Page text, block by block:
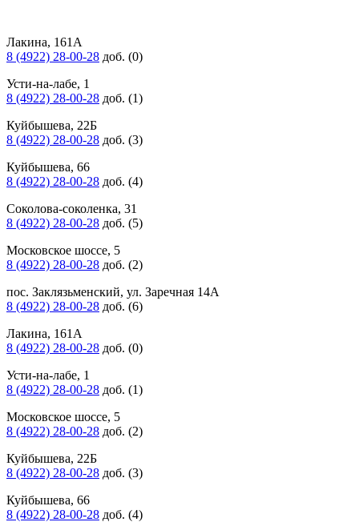
Лакина, 161А
8 (4922) 28-00-28 доб. (0)
Усти-на-лабе, 1
8 (4922) 28-00-28 доб. (1)
Куйбышева, 22Б
8 (4922) 28-00-28 доб. (3)
Куйбышева, 66
8 (4922) 28-00-28 доб. (4)
Соколова-соколенка, 31
8 (4922) 28-00-28 доб. (5)
Московское шоссе, 5
8 (4922) 28-00-28 доб. (2)
пос. Заклязьменский, ул. Заречная 14А
8 (4922) 28-00-28 доб. (6)
Лакина, 161А
8 (4922) 28-00-28 доб. (0)
Усти-на-лабе, 1
8 (4922) 28-00-28 доб. (1)
Московское шоссе, 5
8 (4922) 28-00-28 доб. (2)
Куйбышева, 22Б
8 (4922) 28-00-28 доб. (3)
Куйбышева, 66
8 (4922) 28-00-28 доб. (4)